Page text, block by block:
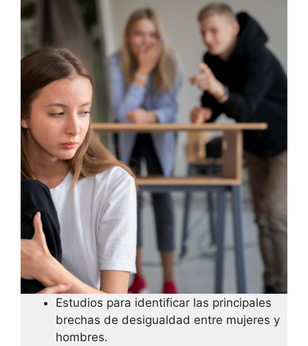
Estudios para identificar las principales
brechas de desigualdad entre mujeres y
hombres.